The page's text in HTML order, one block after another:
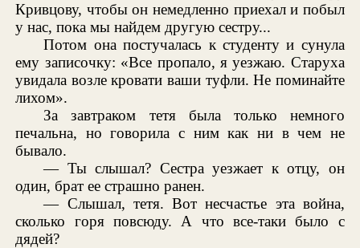
Кривцову, чтобы он немедленно приехал и побыл
у нас, пока мы найдем другую сестру...
Потом она постучалась к студенту и сунула
ему записочку: «Все пропало, я уезжаю. Старуха
увидала возле кровати ваши туфли. Не поминайте
лихом».
За завтраком тетя была только немного
печальна, но говорила с ним как ни в чем не
бывало.
— Ты слышал? Сестра уезжает к отцу, он
один, брат ее страшно ранен.
— Слышал, тетя. Вот несчастье эта война,
сколько горя повсюду. А что все-таки было с
дядей?